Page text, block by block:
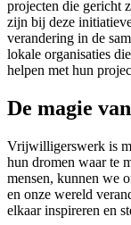
projecten die gericht
zijn bij deze
verandering in de
lokale organisaties
helpen met hun
De magie
Vrijwilligerswerk is
hun dromen waar te
mensen, kunnen we
en onze wereld
elkaar inspireren en